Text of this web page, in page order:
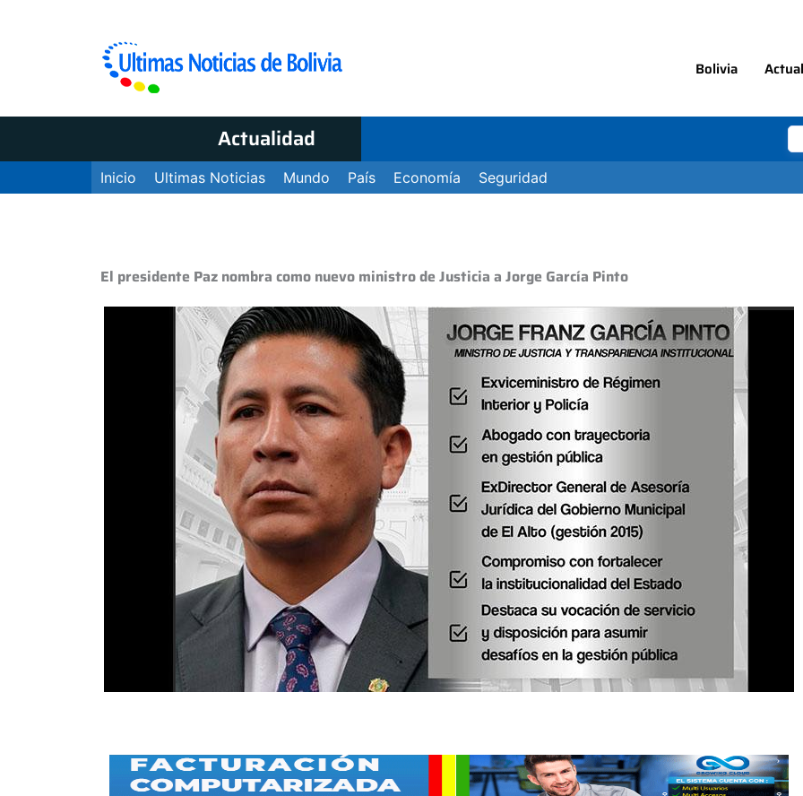
Bolivia
Actualidad
Inicio Ultimas Noticias Mundo País Economía Seguridad
El presidente Paz nombra como nuevo ministro de Justicia a Jorge García Pinto